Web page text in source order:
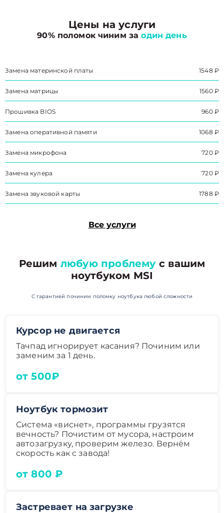
Цены на услуги
90% поломок чиним заодин день
Замена материнской платы 1548 ₽
Замена матрицы 1560 ₽
Прошивка BIOS 960 ₽
Замена оперативной памяти 1068 ₽
Замена микрофона 720 ₽
Замена кулера 720 ₽
Замена звуковой карты 1788 ₽
Все услуги
Решим любую проблему с вашим
ноутбуком MSI
С гарантией починим поломку ноутбука любой сложности
Курсор не двигается
Тачпад игнорирует касания? Починим или
заменим за 1 день.
от 500₽
Ноутбук тормозит
Система «виснет», программы грузятся
вечность? Почистим от мусора, настроим
автозагрузку, проверим железо. Вернём
скорость как с завода!
от 800 ₽
Застревает на загрузке